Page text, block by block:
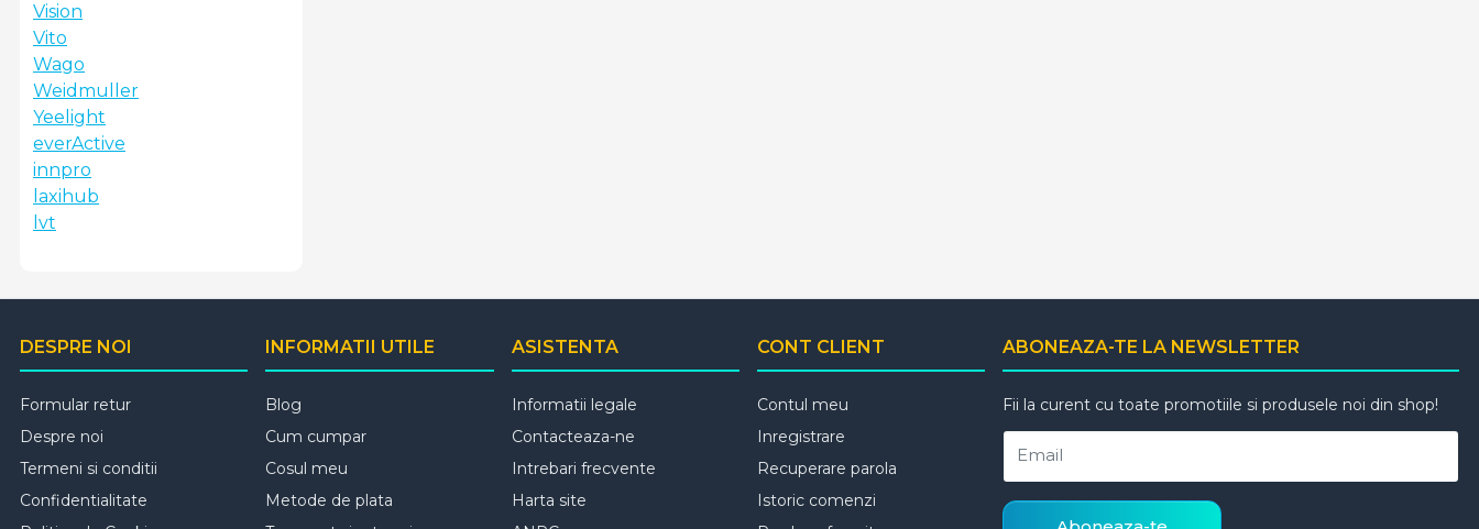
Vision
Vito
Wago
Weidmuller
Yeelight
everActive
innpro
laxihub
lvt
DESPRE NOI
Formular retur
Despre noi
Termeni si conditii
Confidentialitate
INFORMATII UTILE
Blog
Cum cumpar
Cosul meu
Metode de plata
ASISTENTA
Informatii legale
Contacteaza-ne
Intrebari frecvente
Harta site
CONT CLIENT
Contul meu
Inregistrare
Recuperare parola
Istoric comenzi
ABONEAZA-TE LA NEWSLETTER
Fii la curent cu toate promotiile si produsele noi din shop!
Email